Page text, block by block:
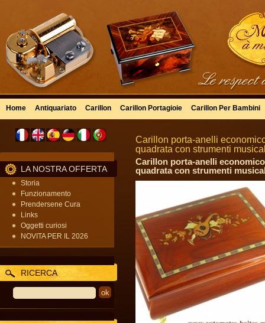
Home Antiquariato Carillon Carillon Portagioie Carillon Per Bambini
LA NOSTRA OFFERTA
Storia
Funzionamento
Prendersene Cura
Links
Oggetti curiosi
NOVITA PER IL 2026
RICERCA
Carillon porta-anelli
quadrata con strumenti
Carillon porta-anelli
quadrata con strumenti